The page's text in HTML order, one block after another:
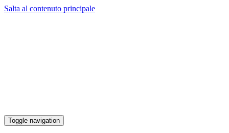
Salta al contenuto principale
Toggle navigation